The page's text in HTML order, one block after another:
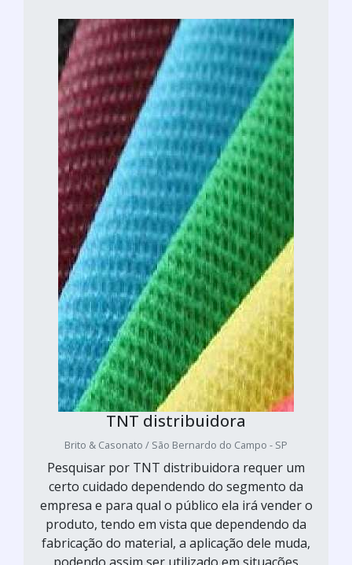
TNT distribuidora
Brito & Casonato / São Bernardo do Campo - SP
Pesquisar por TNT distribuidora requer um
certo cuidado dependendo do segmento da
empresa e para qual o público ela irá vender o
produto, tendo em vista que dependendo da
fabricação do material, a aplicação dele muda,